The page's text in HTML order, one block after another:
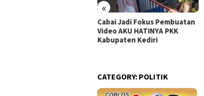
«
Cabai Jadi Fokus Pembuatan
Video AKU HATINYA PKK
Kabupaten Kediri
CATEGORY: POLITIK